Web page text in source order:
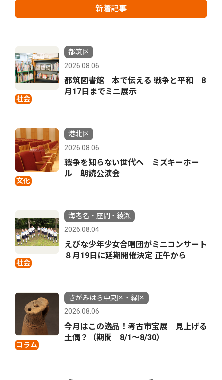
新着記事
社会
都筑区
2026.08.06
都筑図書館 本で伝える 戦争と平和 8
月17日までミニ展示
文化
港北区
2026.08.06
戦争を知らない世代へ ミズキーホー
ル 朗読公演会
社会
海老名・座間・綾瀬
2026.08.04
えびな少年少女合唱団がミニコンサート
８月19日に延期開催決定 正午から
コラム
さがみはら中央区・緑区
2026.08.06
今月はこの逸品！考古市宝展 見上げる
土偶？（期間 8/1〜8/30）